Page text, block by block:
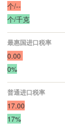
个/--
个/千克
最惠国进口税率
0.00
0%
普通进口税率
17.00
17%